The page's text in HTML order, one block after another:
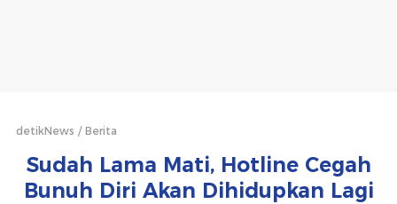
detikNews Berita
Sudah Lama Mati, Hotline Cegah
Bunuh Diri Akan Dihidupkan Lagi